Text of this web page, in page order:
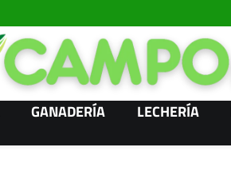
GANADERÍA LECHERÍA